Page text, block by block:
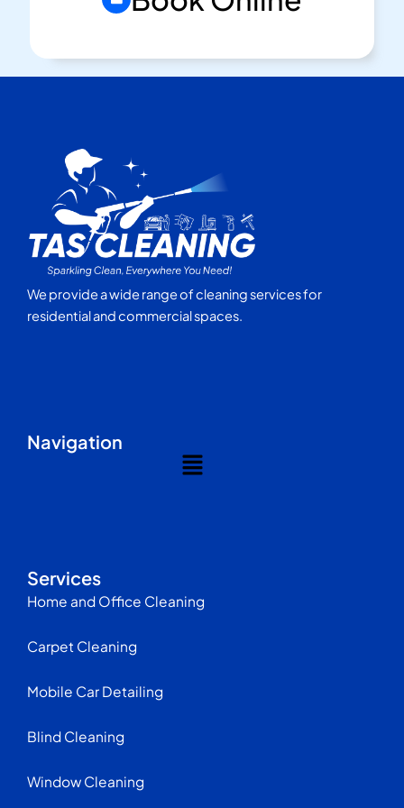
We provide a wide range of cleaning services for
residential and commercial spaces.
Navigation
Menu
Services
Home and Office Cleaning
Carpet Cleaning
Mobile Car Detailing
Blind Cleaning
Window Cleaning